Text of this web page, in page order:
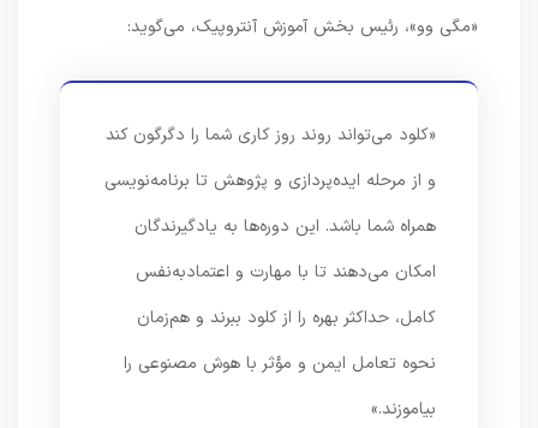
«مگی وو»، رئیس بخش آموزش آنتروپیک، می‌گوید:
«کلود می‌تواند روند روز کاری شما را دگرگون کند
و از مرحله ایده‌پردازی و پژوهش تا برنامه‌نویسی
همراه شما باشد. این دوره‌ها به یادگیرندگان
امکان می‌دهند تا با مهارت و اعتمادبه‌نفس
کامل، حداکثر بهره را از کلود ببرند و هم‌زمان
نحوه تعامل ایمن و مؤثر با هوش مصنوعی را
بیاموزند.»